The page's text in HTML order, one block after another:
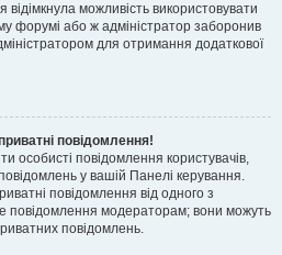
можливість використовувати
форумі або ж адміністратор заборонив
для отримання додаткової
повідомлення!
особисті повідомлення користувачів,
у вашій Панелі керування.
повідомлення від одного з
повідомлення модераторам; вони можуть
повідомлень.